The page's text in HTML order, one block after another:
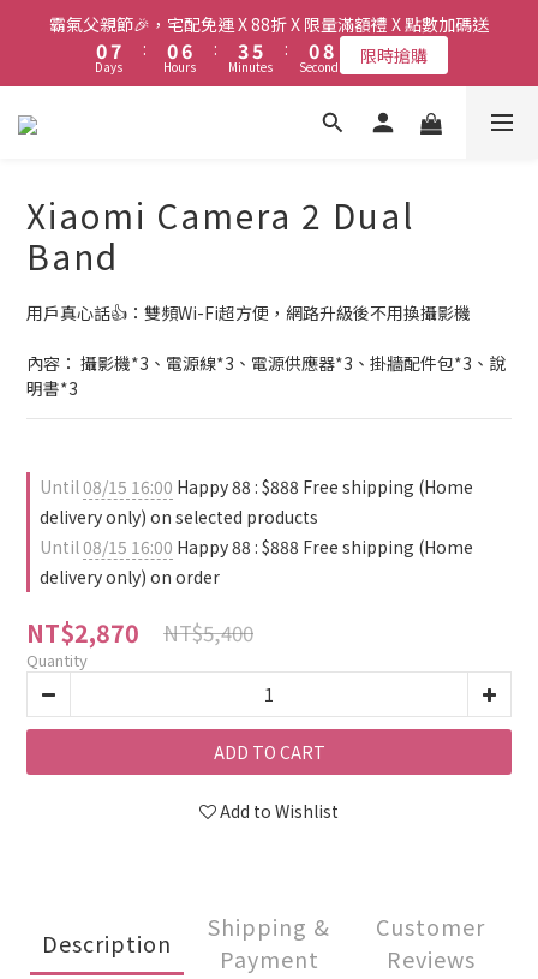
霸氣父親節🎉，宅配免運 X 88折 X 限量滿額禮 X 點數加碼送
1
0
8
7
6
1
0
Days
:
1
0
7
6
5
0
Hours
:
4
3
2
6
5
4
Minutes
:
1
0
9
8
7
5
Seconds 限時搶購
霸氣父親節🎉，宅配免運 X 88折 X 限量滿額禮 X 點數加碼送
1
0
8
7
6
1
0
Days
:
1
0
7
6
5
0
Hours
:
4
3
2
6
5
4
Minutes
:
1
0
9
8
7
5
Seconds 限時搶購
新會員送首購金$50，會員最高享6%現金回饋！
霸氣父親節🎉，宅配免運 X 88折 X 限量滿額禮 X 點數加碼送
8
7
6
5
07
6
5
4
3
2
Days
8
7
6
5
1
0 6
3
2
1
:
9
8
3
0
5
2
1
0
:
8
7
6
5
1
0
5
4
3
2
限時搶購
Xiaomi Camera 2 Dual
Band
用戶真心話👍️：雙頻Wi-Fi超方便，網路升級後不用換攝影機
內容： 攝影機*3、電源線*3、電源供應器*3、掛牆配件包*3、說
明書*3
Until08/15 16:00 Happy 88 : $888 Free shipping (Home
delivery only) on selected products
Until08/15 16:00 Happy 88 : $888 Free shipping (Home
delivery only) on order
NT$2,870 NT$5,400
Quantity
ADD TO CART
Add to Wishlist
Description
Shipping &
Payment
Customer
Reviews